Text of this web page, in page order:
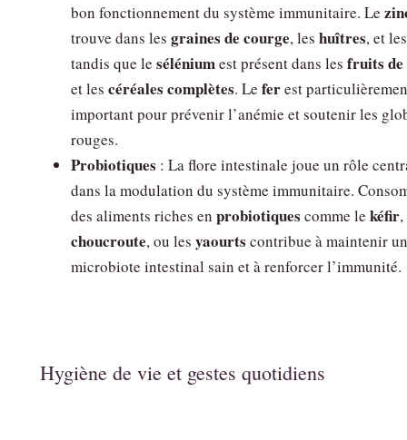
bon fonctionnement du système immunitaire. Le
trouve dans les graines de courge, les huîtres, et
tandis que le séléniumest présent dans les fruits
et les céréales complètes. Le ferest
important pour prévenir l’anémie et soutenir les
rouges.
Probiotiques : La flore intestinale joue un rôle
dans la modulation du système immunitaire.
des aliments riches en probiotiques comme le kéfir
choucroute, ou les yaourts contribue à maintenir un
microbiote intestinal sain et à renforcer l’immunité.
Hygiène de vie et gestes quotidiens